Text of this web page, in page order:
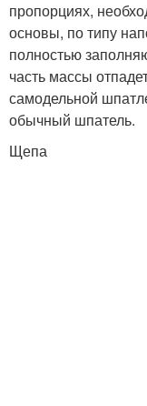
пропорциях,
основы, по типу
полностью
часть массы
самодельной
обычный шпатель.
Щепа